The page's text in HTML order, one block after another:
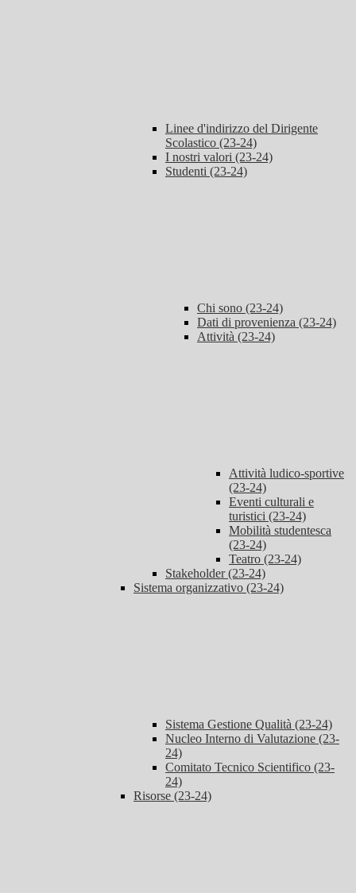
Linee d'indirizzo del Dirigente
Scolastico (23-24)
I nostri valori (23-24)
Studenti (23-24)
Chi sono (23-24)
Dati di provenienza (23-24)
Attività (23-24)
Attività ludico-sportive
(23-24)
Eventi culturali e
turistici (23-24)
Mobilità studentesca
(23-24)
Teatro (23-24)
Stakeholder (23-24)
Sistema organizzativo (23-24)
Sistema Gestione Qualità (23-24)
Nucleo Interno di Valutazione (23-
24)
Comitato Tecnico Scientifico (23-
24)
Risorse (23-24)